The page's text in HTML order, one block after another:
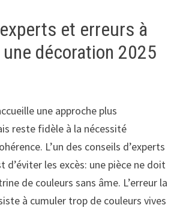
et erreurs à
décoration 2025
une approche plus
reste fidèle à la nécessité
L’un des conseils d’experts
d’éviter les excès: une pièce ne doit
de couleurs sans âme. L’erreur la
à cumuler trop de couleurs vives